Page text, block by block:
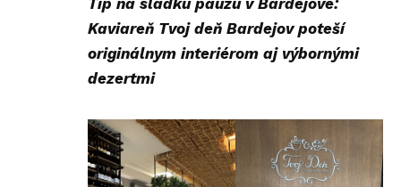
Tip na sladkú pauzu v Bardejove:
Kaviareň Tvoj deň Bardejovpoteší
originálnym interiérom aj výbornými
dezertmi